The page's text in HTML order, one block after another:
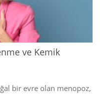
ve Kemik
bir evre olan menopoz,